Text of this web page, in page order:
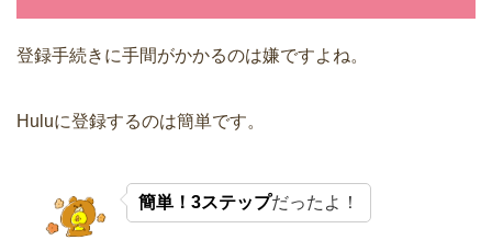
登録手続きに手間がかかるのは嫌ですよね。
Huluに登録するのは簡単です。
簡単！3ステップだったよ！